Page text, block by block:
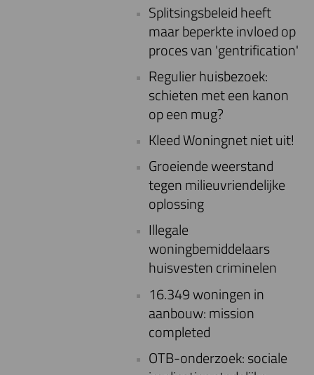
Splitsingsbeleid heeft
maar beperkte invloed op
proces van 'gentrification'
Regulier huisbezoek:
schieten met een kanon
op een mug?
Kleed Woningnet niet uit!
Groeiende weerstand
tegen milieuvriendelijke
oplossing
Illegale
woningbemiddelaars
huisvesten criminelen
16.349 woningen in
aanbouw: mission
completed
OTB-onderzoek: sociale